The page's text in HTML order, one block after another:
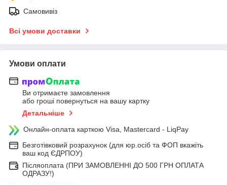
Самовивіз
Всі умови доставки
Умови оплати
Ви отримаєте замовлення
або гроші повернуться на вашу картку
Детальніше
Онлайн-оплата карткою Visa, Mastercard - LiqPay
Безготівковий розрахунок (для юр.осіб та ФОП вкажіть
ваш код ЄДРПОУ)
Післяоплата (ПРИ ЗАМОВЛЕННІ ДО 500 ГРН ОПЛАТА
ОДРАЗУ!)